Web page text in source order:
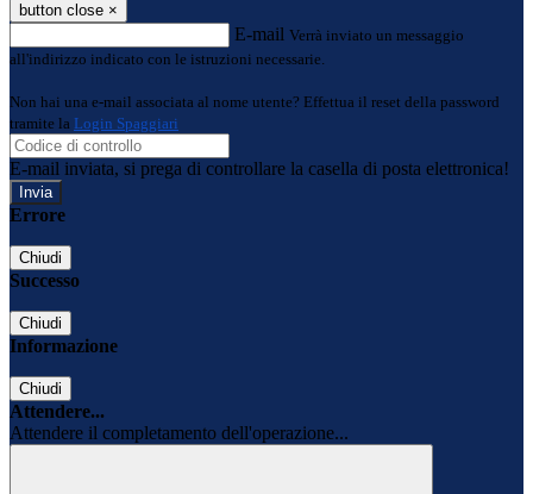
button close ×
E-mail Verrà inviato un messaggio
all'indirizzo indicato con le istruzioni necessarie.
Non hai una e-mail associata al nome utente? Effettua il reset della password
tramite la Login Spaggiari
E-mail inviata, si prega di controllare la casella di posta elettronica!
Errore
Chiudi
Successo
Chiudi
Informazione
Chiudi
Attendere...
Attendere il completamento dell'operazione...